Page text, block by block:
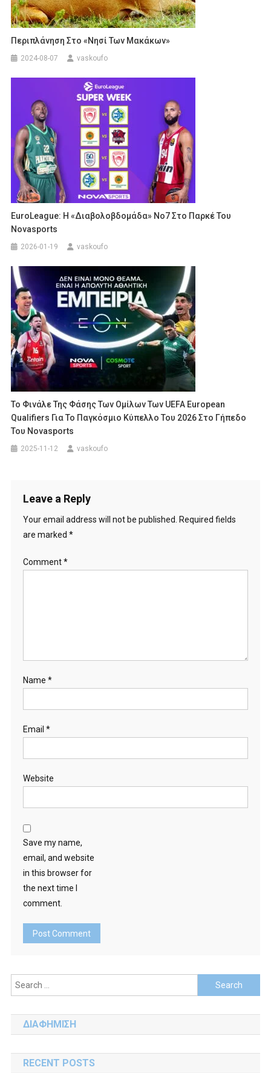
Περιπλάνηση Στο «Νησί Των Μακάκων»
2024-08-07 vaskoufo
EuroLeague: H «Διαβολοβδομάδα» Νο7 Στο Παρκέ Του
Novasports
2026-01-19 vaskoufo
Το Φινάλε Της Φάσης Των Ομίλων Των UEFA European
Qualifiers Για Το Παγκόσμιο Κύπελλο Του 2026 Στο Γήπεδο
Του Novasports
2025-11-12 vaskoufo
Leave a Reply
Your email address will not be published. Required fields
are marked *
Comment*
Name *
Email *
Website
Save my name,
email, and website
in this browser for
the next time I
comment.
Search
for:
ΔΙΑΦΗΜΙΣΗ
RECENT POSTS